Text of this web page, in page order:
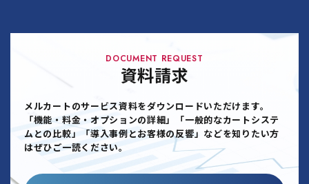
DOCUMENT REQUEST
資料請求
メルカートのサービス資料をダウンロードいただけます。
「機能・料金・オプションの詳細」「一般的なカートシステ
ムとの比較」「導入事例とお客様の反響」などを知りたい方
はぜひご一読ください。